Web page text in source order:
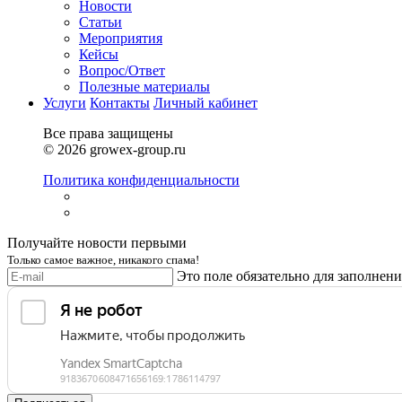
Новости
Статьи
Мероприятия
Кейсы
Вопрос/Ответ
Полезные материалы
Услуги Контакты Личный кабинет
Все права защищены
© 2026 growex-group.ru
Политика конфиденциальности
Получайте новости первыми
Только самое важное, никакого спама!
Это поле обязательно для